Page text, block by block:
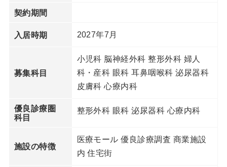
契約期間
入居時期 2027年7月
募集科目
小児科 脳神経外科 整形外科 婦人
科・産科 眼科 耳鼻咽喉科 泌尿器科
皮膚科 心療内科
優良診療圏
科目
整形外科 眼科 泌尿器科 心療内科
施設の特徴
医療モール 優良診療調査 商業施設
内 住宅街